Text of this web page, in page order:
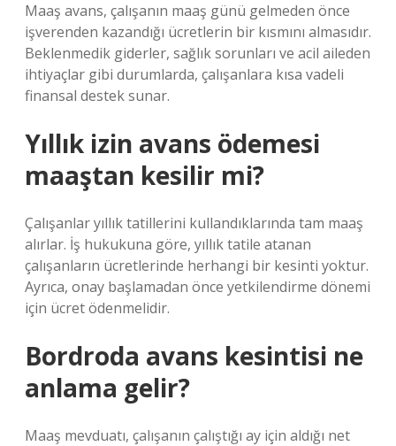
Maaş avans, çalışanın maaş günü gelmeden önce
işverenden kazandığı ücretlerin bir kısmını almasıdır.
Beklenmedik giderler, sağlık sorunları ve acil aileden
ihtiyaçlar gibi durumlarda, çalışanlara kısa vadeli
finansal destek sunar.
Yıllık izin avans ödemesi
maaştan kesilir mi?
Çalışanlar yıllık tatillerini kullandıklarında tam maaş
alırlar. İş hukukuna göre, yıllık tatile atanan
çalışanların ücretlerinde herhangi bir kesinti yoktur.
Ayrıca, onay başlamadan önce yetkilendirme dönemi
için ücret ödenmelidir.
Bordroda avans kesintisi ne
anlama gelir?
Maaş mevduatı, çalışanın çalıştığı ay için aldığı net